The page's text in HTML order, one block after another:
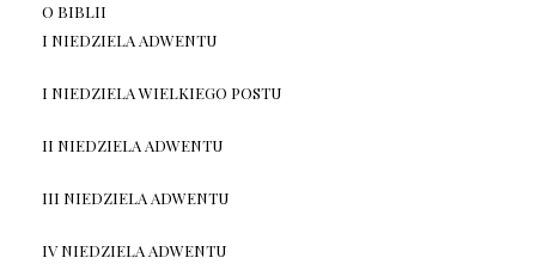
O BIBLII
I NIEDZIELA ADWENTU
I NIEDZIELA WIELKIEGO POSTU
II NIEDZIELA ADWENTU
III NIEDZIELA ADWENTU
IV NIEDZIELA ADWENTU